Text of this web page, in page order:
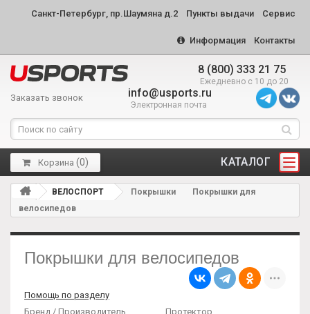
Санкт-Петербург, пр.Шаумяна д.2 Пункты выдачи Сервис
Информация Контакты
8 (800) 333 21 75
Ежедневно с 10 до 20
Заказать звонок info@usports.ru
Электронная почта
КАТАЛОГ
Корзина (0)
ВЕЛОСПОРТ Покрышки
Покрышки для
велосипедов
Покрышки для велосипедов
Помощь по разделу
Бренд / Производитель
Протектор